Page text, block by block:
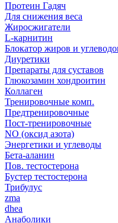
Протеин Гадяч
Для снижения веса
Жиросжигатели
L-карнитин
Блокатор жиров и
Диуретики
Препараты для суставов
Глюкозамин хондроитин
Коллаген
Тренировочные комп.
Предтренировочные
Пост-тренировочные
NO (оксид азота)
Энергетики и углеводы
Бета-аланин
Пов. тестостерона
Бустер тестостерона
Трибулус
zma
dhea
Анаболики